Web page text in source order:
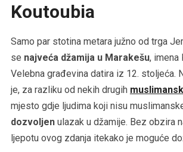
Koutoubia
Samo par stotina metara južno od trga
se najveća džamija u Marakešu, imena
Velebna građevina datira iz 12. stoljeća.
je, za razliku od nekih drugih
mjesto gdje ljudima koji nisu
dozvoljenulazak u džamije. Bez obzira
ljepotu ovog zdanja itekako je moguće